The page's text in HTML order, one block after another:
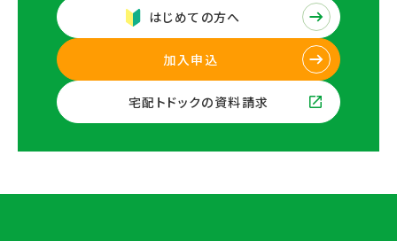
はじめての方へ
加入申込
宅配トドックの資料請求